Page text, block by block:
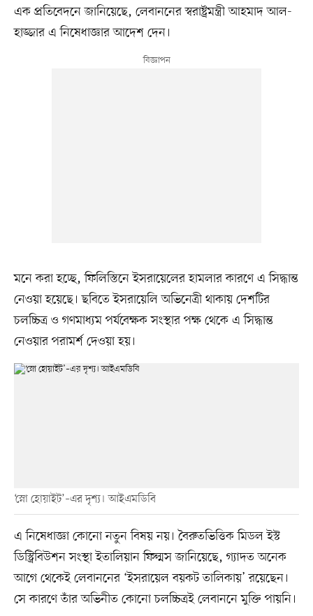
এক প্রতিবেদনে জানিয়েছে, লেবাননের স্বরাষ্ট্রমন্ত্রী আহমাদ আল-
হাজ্জার এ নিষেধাজ্ঞার আদেশ দেন।
মনে করা হচ্ছে, ফিলিস্তিনে ইসরায়েলের হামলার কারণে এ সিদ্ধান্ত
নেওয়া হয়েছে। ছবিতে ইসরায়েলি অভিনেত্রী থাকায় দেশটির
চলচ্চিত্র ও গণমাধ্যম পর্যবেক্ষক সংস্থার পক্ষ থেকে এ সিদ্ধান্ত
নেওয়ার পরামর্শ দেওয়া হয়।
‘স্নো হোয়াইট’–এর দৃশ্য। আইএমডিবি
এ নিষেধাজ্ঞা কোনো নতুন বিষয় নয়। বৈরুতভিত্তিক মিডল ইস্ট
ডিস্ট্রিবিউশন সংস্থা ইতালিয়ান ফিল্মস জানিয়েছে, গ্যাদত অনেক
আগে থেকেই লেবাননের ‘ইসরায়েল বয়কট তালিকায়’ রয়েছেন।
সে কারণে তাঁর অভিনীত কোনো চলচ্চিত্রই লেবাননে মুক্তি পায়নি।